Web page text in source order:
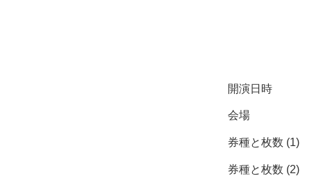
開演日時
会場
券種と枚数 (1)
券種と枚数 (2)